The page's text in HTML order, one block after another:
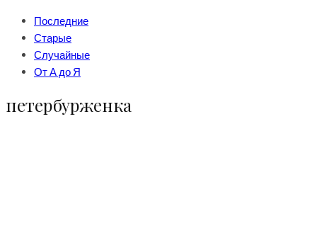
Последние
Старые
Случайные
От А до Я
петербурженка